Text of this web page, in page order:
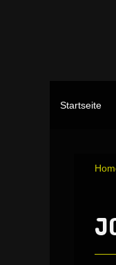
Startseite